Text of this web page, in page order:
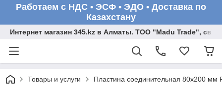
Работаем с НДС • ЭСФ • ЭДО • Доставка по
Казахстану
Интернет магазин 345.kz в Алматы. ТОО "Madu Trade",
Товары и услуги Пластина соединительная 80х200 мм